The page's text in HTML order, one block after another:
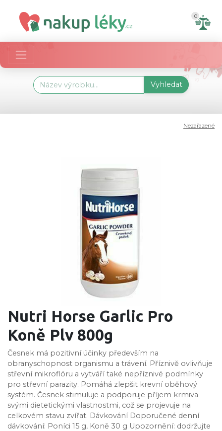
0
Vyhledat
Nezařazené
Nutri Horse Garlic Pro
Koně Plv 800g
Česnek má pozitivní účinky především na
obranyschopnost organismu a trávení. Příznivě ovlivňuje
střevní mikroflóru a vytváří také nepříznivé podmínky
pro střevní parazity. Pomáhá zlepšit krevní oběhový
systém. Česnek stimuluje a podporuje příjem krmiva
svými dietetickými vlastnostmi, což se projevuje na
celkovém stavu zvířat. Dávkování Doporučené denní
dávkování: Poníci 15 g, Koně 30 g Upozornění: dodržujte